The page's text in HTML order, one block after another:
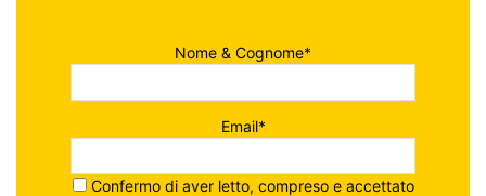
Nome & Cognome*
Email*
Confermo di aver letto, compreso e accettato